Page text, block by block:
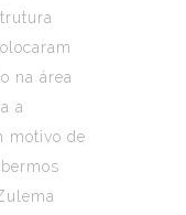
na área
a
motivo de